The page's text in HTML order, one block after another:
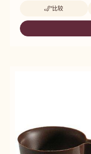
比较
-
A
CARTE